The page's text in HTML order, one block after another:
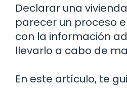
Declarar una
parecer un proceso
con la información
llevarlo a cabo de
En este artículo, te